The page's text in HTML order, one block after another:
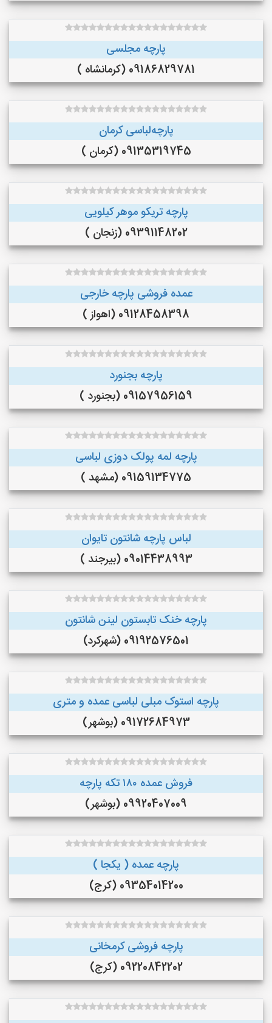
پارچه مجلسی
09186829781 (کرمانشاه )
پارچه‌لباسی کرمان
09135319745 (کرمان )
پارچه تریکو موهر کیلویی
09391148202 (زنجان )
عمده فروشی پارچه خارجی
09128458398 (اهواز )
پارچه بجنورد
09157956159 (بجنورد )
پارچه لمه پولک دوزی لباسی
09159134775 (مشهد )
لباس پارچه شانتون تایوان
09014438993 (بیرجند )
پارچه خنک تابستون لینن شانتون
09192576501 (شهرکرد)
پارچه استوک مبلی لباسی عمده و متری
09172684973 (بوشهر)
فروش عمده ۱۸۰ تکه پارچه
09920407009 (بوشهر)
پارچه عمده ( یکجا )
09354014200 (کرج)
پارچه فروشی کرمخانی
09220842202 (کرج)